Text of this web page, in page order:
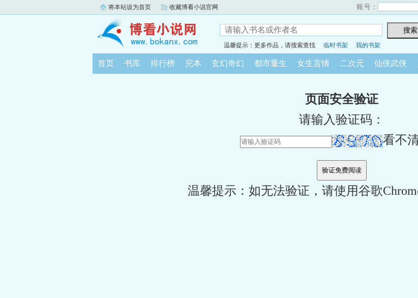
将本站设为首页 收藏博看小说官网 账号：
温馨提示：更多作品，请搜索查找 临时书架 我的书架
首页 书库 排行榜 完本 玄幻奇幻 都市重生 女生言情 二次元 仙侠武侠
页面安全验证
请输入验证码：
看不
温馨提示：如无法验证，请使用谷歌